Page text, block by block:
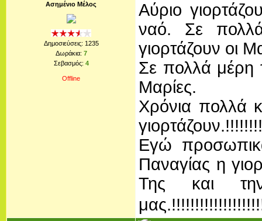
Ασημένιο Μέλος
Δημοσιεύσεις: 1235
Δωράκια: 7
Σεβασμός: 4
Offline
Αύριο
ναό. Σε
γιορτάζουν οι
Σε πολλά μέρη
Μαρίες.
Χρόνια πολλά
Εγώ
Παναγίας η
Της και